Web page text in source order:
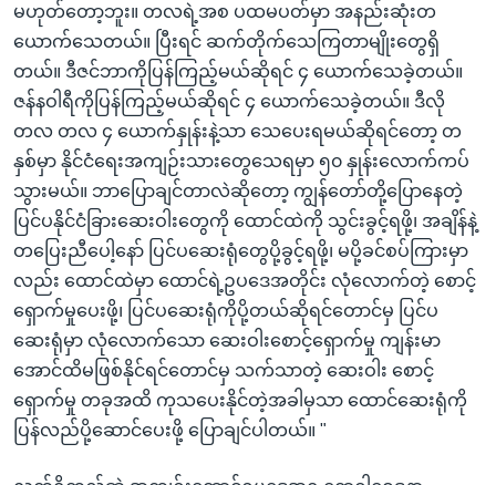
မဟုတ်တော့ဘူး။ တလရဲ့အစ ပထမပတ်မှာ အနည်းဆုံးတ
ယောက်သေတယ်။ ပြီးရင် ဆက်တိုက်သေကြတာမျိုးတွေရှိ
တယ်။ ဒီဇင်ဘာကိုပြန်ကြည့်မယ်ဆိုရင် ၄ ယောက်သေခဲ့တယ်။
ဇန်နဝါရီကိုပြန်ကြည့်မယ်ဆိုရင် ၄ ယောက်သေခဲ့တယ်။ ဒီလို
တလ တလ ၄ ယောက်နှုန်းနဲ့သာ သေပေးရမယ်ဆိုရင်တော့ တ
နှစ်မှာ နိုင်ငံရေးအကျဉ်းသားတွေသေရမှာ ၅၀ နှုန်းလောက်ကပ်
သွားမယ်။ ဘာပြောချင်တာလဲဆိုတော့ ကျွန်တော်တို့ပြောနေတဲ့
ပြင်ပနိုင်ငံခြားဆေးဝါးတွေကို ထောင်ထဲကို သွင်းခွင့်ရဖို့၊ အချိန်နဲ့
တပြေးညီပေါ့နော် ပြင်ပဆေးရုံတွေပို့ခွင့်ရဖို့၊ မပို့ခင်စပ်ကြားမှာ
လည်း ထောင်ထဲမှာ ထောင်ရဲ့ဥပဒေအတိုင်း လုံလောက်တဲ့ စောင့်
ရှောက်မှုပေးဖို့၊ ပြင်ပဆေးရုံကိုပို့တယ်ဆိုရင်တောင်မှ ပြင်ပ
ဆေးရုံမှာ လုံလောက်သော ဆေးဝါးစောင့်ရှောက်မှု ကျန်းမာ
အောင်ထိမဖြစ်နိုင်ရင်တောင်မှ သက်သာတဲ့ ဆေးဝါး စောင့်
ရှောက်မှု တခုအထိ ကုသပေးနိုင်တဲ့အခါမှသာ ထောင်ဆေးရုံကို
ပြန်လည်ပို့ဆောင်ပေးဖို့ ပြောချင်ပါတယ်။ "